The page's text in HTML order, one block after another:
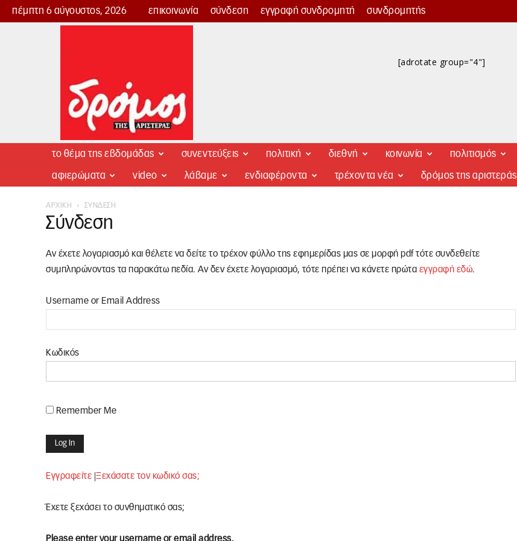
πέμπτη 6 αύγουστος, 2026 επικοινωνία σύνδεση εγγραφή συνδρομητή συνδρομητής
Δρόμος
[adrotate group="4"]
το θέμα της εβδομάδας συνεντεύξεις πολιτική διεθνή κοινωνία πολιτισμός
αφιερώματα video λάβαμε ενδιαφέροντα τρέχοντα νέα δρόμος της αριστεράς
ΑΡΧΙΚΉ ΣΎΝΔΕΣΗ
Σύνδεση
Αν έχετε λογαριασμό και θέλετε να δείτε το τρέχον φύλλο της εφημερίδας μας σε μορφή pdf τότε συνδεθείτε
συμπληρώνοντας τα παρακάτω πεδία. Αν δεν έχετε λογαριασμό, τότε πρέπει να κάνετε πρώτα εγγραφή εδώ.
Username or Email Address
Κωδικός
Remember Me
Εγγραφείτε Ξεχάσατε τον κωδικό σας;
Έχετε ξεχάσει το συνθηματικό σας;
Please enter your username or email address.